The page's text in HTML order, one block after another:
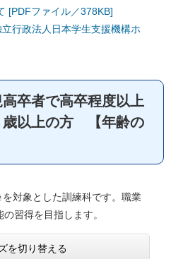
[PDFファイル／378KB]
行政法人日本学生支援機構ホ
卒者で高卒程度以上
歳以上の方 【年齢の
を対象とした訓練科です。職業
習得を目指します。
を切り替える